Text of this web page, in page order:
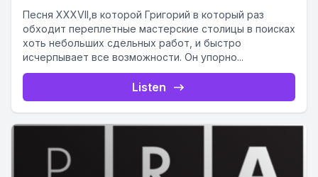
Песня XXXVII,в которой Григорий в который раз
обходит переплетные мастерские столицы в поисках
хоть небольших сдельных работ, и быстро
исчерпывает все возможности. Он упорно...
Listen